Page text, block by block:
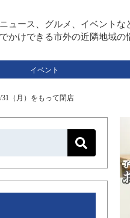
ュース、グルメ、イベント
かけできる市外の近隣地域の
イベント
（月）をもって閉店